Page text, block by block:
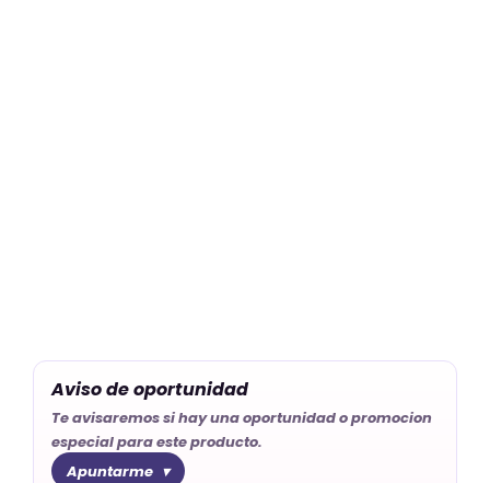
Aviso de oportunidad
Te avisaremos si hay una oportunidad o promocion
especial para este producto.
Apuntarme